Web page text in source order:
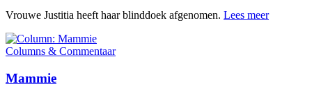
Vrouwe Justitia heeft haar blinddoek afgenomen. Lees meer
Columns & Commentaar
Mammie